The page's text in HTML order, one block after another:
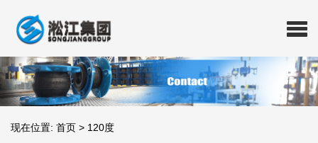
现在位置: 首页 > 120度